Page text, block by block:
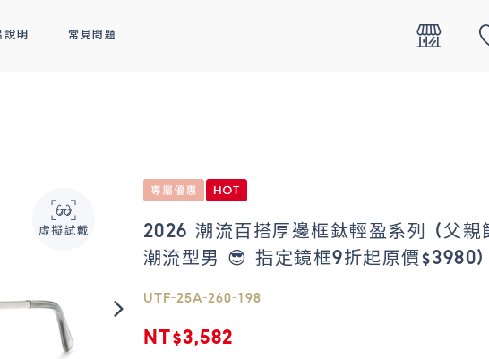
彩色隱形眼鏡
說明 常見問題
2026 潮流百搭厚邊框鈦輕盈系列 (父親
潮流型男 😎 指定鏡框9折起原價$3980)
UTF-25A-260-198
NT$3,582